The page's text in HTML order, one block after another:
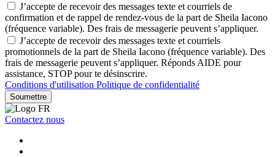
J’accepte de recevoir des messages texte et courriels de
confirmation et de rappel de rendez-vous de la part de Sheila Iacono
(fréquence variable). Des frais de messagerie peuvent s’appliquer.
J’accepte de recevoir des messages texte et courriels
promotionnels de la part de Sheila Iacono (fréquence variable). Des
frais de messagerie peuvent s’appliquer. Réponds AIDE pour
assistance, STOP pour te désinscrire.
Conditions d'utilisation Politique de confidentialité
Soumettre
Contactez nous